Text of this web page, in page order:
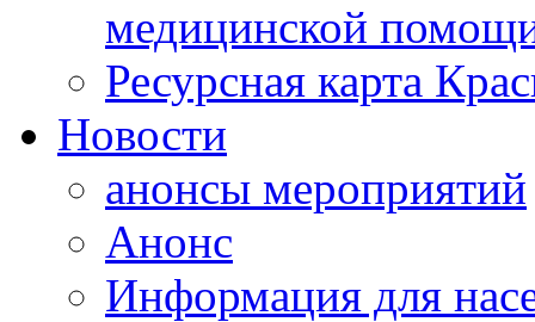
медицинской
Ресурсная карта
Новости
анонсы мероприятий
Анонс
Информация для